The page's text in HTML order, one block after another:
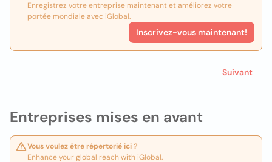
Entreprises mises en avant
Vous voulez être répertorié ici ?
Enhance your global reach with iGlobal.
Enregistrez votre entreprise maintenant et améliorez votre
portée mondiale avec iGlobal.
Inscrivez-vous maintenant!
Suivant